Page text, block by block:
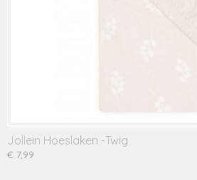
Jollein Hoeslaken -Twig
€ 7,99